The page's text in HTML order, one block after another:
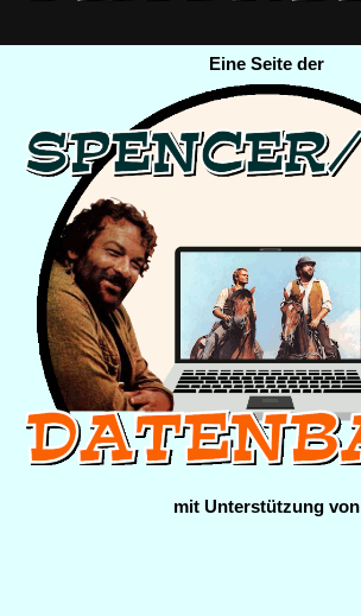
Eine Seite der
mit Unterstützung von